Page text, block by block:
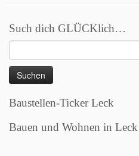
Such dich GLÜCKlich…
nach:
Baustellen-Ticker Leck
Bauen und Wohnen in Leck